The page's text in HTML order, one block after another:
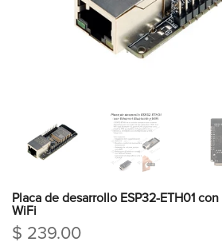
Placa de desarrollo ESP32-ETH01
WiFi
$ 239.00